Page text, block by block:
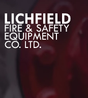
إلى
المحتوى